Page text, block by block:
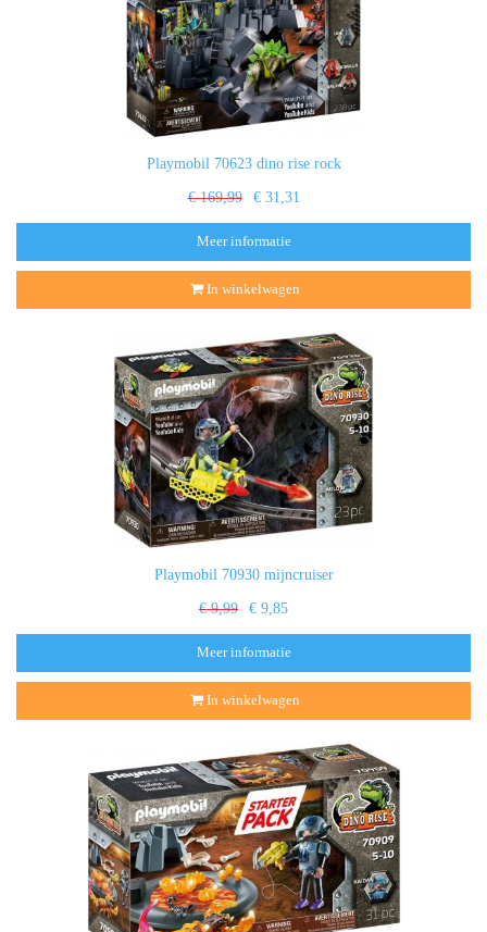
Playmobil 70623 dino rise rock
€ 169,99 € 31,31
Meer informatie
In winkelwagen
Playmobil 70930 mijncruiser
€ 9,99 € 9,85
Meer informatie
In winkelwagen